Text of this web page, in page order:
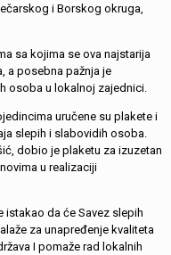
i Borskog okruga,
sa kojima se ova najstarija
a posebna pažnja je
osoba u lokalnoj zajednici.
uručene su plakete i
slepih i slabovidih osoba.
dobio je plaketu za izuzetan
u realizaciji
istakao da će Savez slepih
za unapređenje kvaliteta
I pomaže rad lokalnih